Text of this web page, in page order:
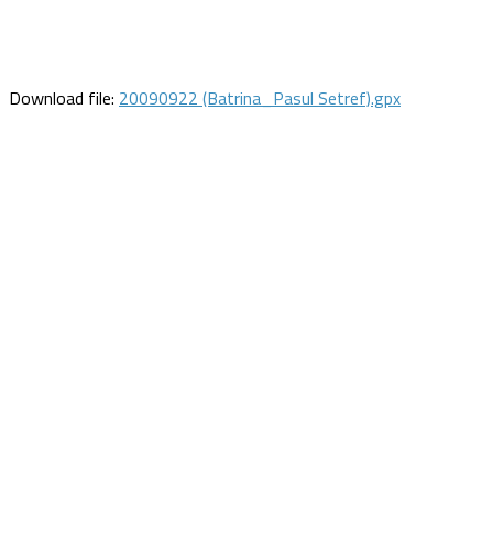
Download file: 20090922 (Batrina_Pasul Setref).gpx